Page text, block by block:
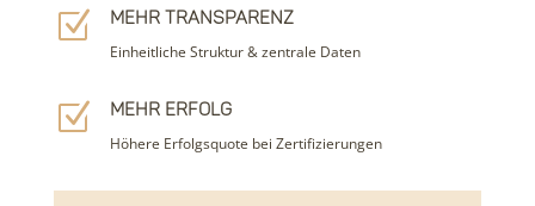
Z Mehr Transparenz
Einheitliche Struktur & zentrale Daten
Z Mehr erfolg
Höhere Erfolgsquote bei Zertifizierungen